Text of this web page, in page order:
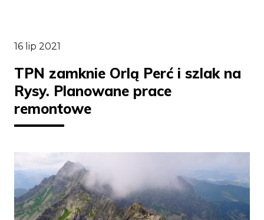
16 lip 2021
TPN zamknie Orlą Perć i szlak na
Rysy. Planowane prace
remontowe